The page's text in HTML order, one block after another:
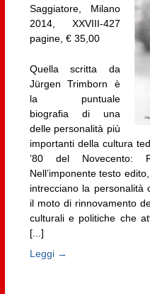
Saggiatore, Milano
2014, XXVIII-427
pagine, € 35,00
Quella scritta da
Jürgen Trimborn è
la puntuale
biografia di una
delle personalità più
importanti della cultura
’80 del Novecento:
Nell’imponente testo
intrecciano la personalità
il moto di rinnovamento
culturali e politiche che
[...]
Leggi →